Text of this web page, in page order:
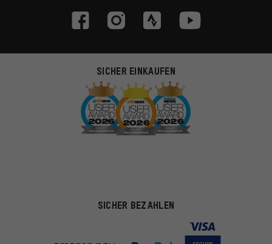
SICHER EINKAUFEN
SICHER BEZAHLEN